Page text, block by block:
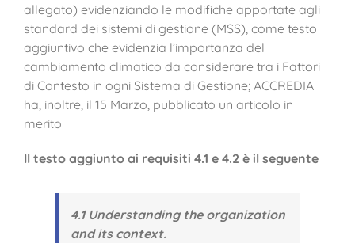
allegato) evidenziando le modifiche apportate agli
standard dei sistemi di gestione (MSS), come testo
aggiuntivo che evidenzia l’importanza del
cambiamento climatico da considerare tra i Fattori
di Contesto in ogni Sistema di Gestione; ACCREDIA
ha, inoltre, il 15 Marzo, pubblicato un articolo in
merito
Il testo aggiunto ai requisiti 4.1 e 4.2 è il seguente
4.1 Understanding the organization
and its context.